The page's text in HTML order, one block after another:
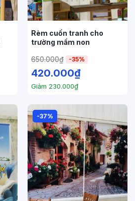
Rèm cuốn tranh cho
trường mầm non
650.000₫ -35%
420.000₫
Giảm 230.000₫
-37%